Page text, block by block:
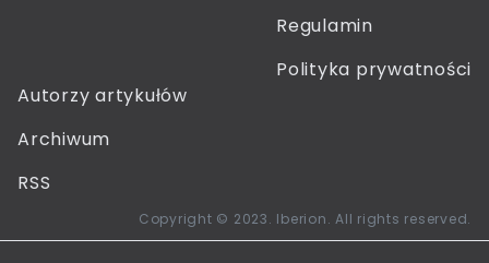
Regulamin
Polityka prywatności
Autorzy artykułów
Archiwum
RSS
Copyright © 2023. Iberion. All rights reserved.